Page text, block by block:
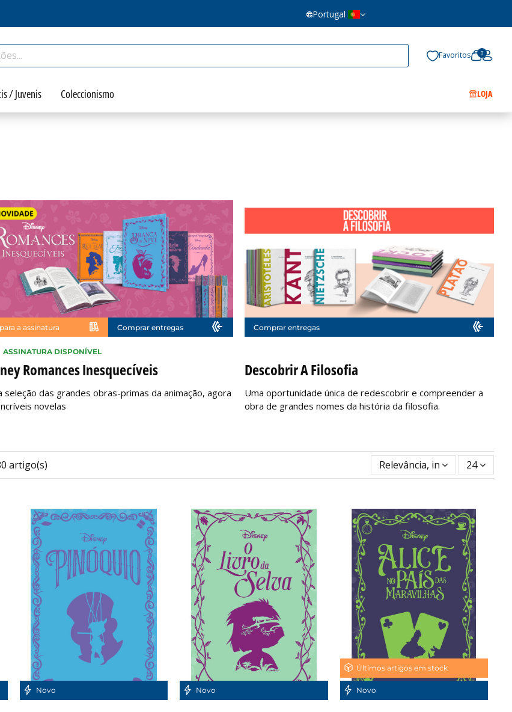
Portugal
Favoritos 0
/ Juvenis Coleccionismo LOJA
a assinatura Comprar entregas
ASSINATURA DISPONÍVEL
Romances Inesquecíveis
seleção das grandes obras-primas da animação, agora
novelas
Comprar entregas
Descobrir A Filosofia
Uma oportunidade única de redescobrir e compreender a
obra de grandes nomes da história da filosofia.
artigo(s) Relevância, inversa 24
Novo Novo
Últimos artigos em stock
Novo